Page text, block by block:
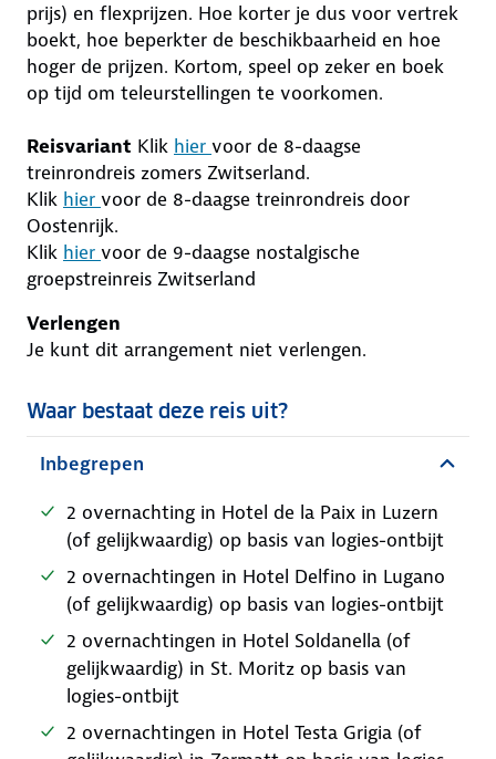
prijs) en flexprijzen. Hoe korter je dus voor vertrek
boekt, hoe beperkter de beschikbaarheid en hoe
hoger de prijzen. Kortom, speel op zeker en boek
op tijd om teleurstellingen te voorkomen.
Reisvariant Klik hier voor de 8-daagse
treinrondreis zomers Zwitserland.
Klik hier voor de 8-daagse treinrondreis door
Oostenrijk.
Klik hier voor de 9-daagse nostalgische
groepstreinreis Zwitserland
Verlengen
Je kunt dit arrangement niet verlengen.
Waar bestaat deze reis uit?
Inbegrepen
2 overnachting in Hotel de la Paix in Luzern
(of gelijkwaardig) op basis van logies-ontbijt
2 overnachtingen in Hotel Delfino in Lugano
(of gelijkwaardig) op basis van logies-ontbijt
2 overnachtingen in Hotel Soldanella (of
gelijkwaardig) in St. Moritz op basis van
logies-ontbijt
2 overnachtingen in Hotel Testa Grigia (of